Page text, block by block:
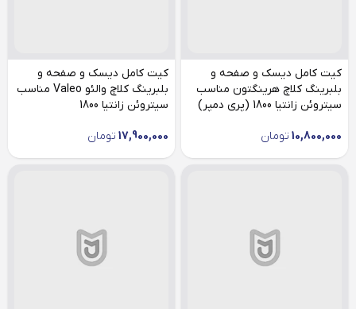
کیت کامل دیسک و صفحه و
بلبرینگ کلاچ هرینگتون مناسب
سیتروئن زانتیا 1800 (پری دمپر)
10,800,000 تومان
کیت کامل دیسک و صفحه و
بلبرینگ کلاچ والئو Valeo مناسب
سیتروئن زانتیا 1800
17,900,000 تومان